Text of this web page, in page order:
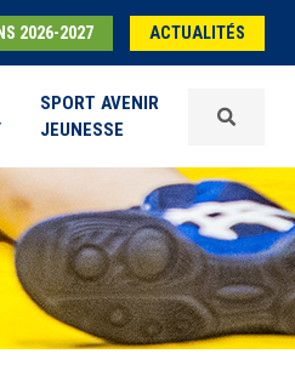
2026-2027 ACTUALITÉS
SPORT AVENIR
JEUNESSE